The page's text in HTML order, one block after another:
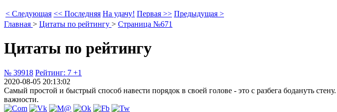
< Следующая << Последняя На удачу! Первая >> Предыдущая >
Главная > Цитаты по рейтингу > Страница №671
Цитаты по рейтингу
№ 39918 Рейтинг: 7 +1
2020-08-05 20:13:02
Самый простой и быстрый способ навести порядок в своей голове - это с разбега бодануть
важности.